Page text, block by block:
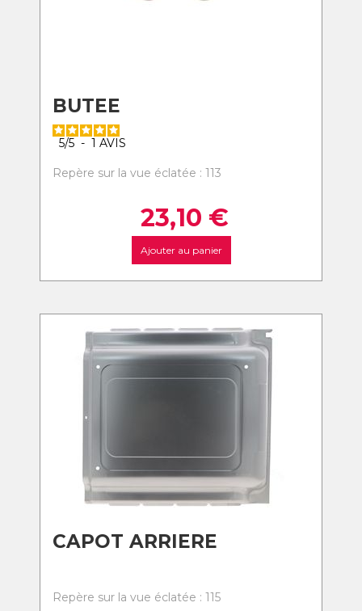
BUTEE
5/5 - 1 AVIS
Repère sur la vue éclatée : 113
23,10 €
Ajouter au panier
CAPOT ARRIERE
Repère sur la vue éclatée : 115